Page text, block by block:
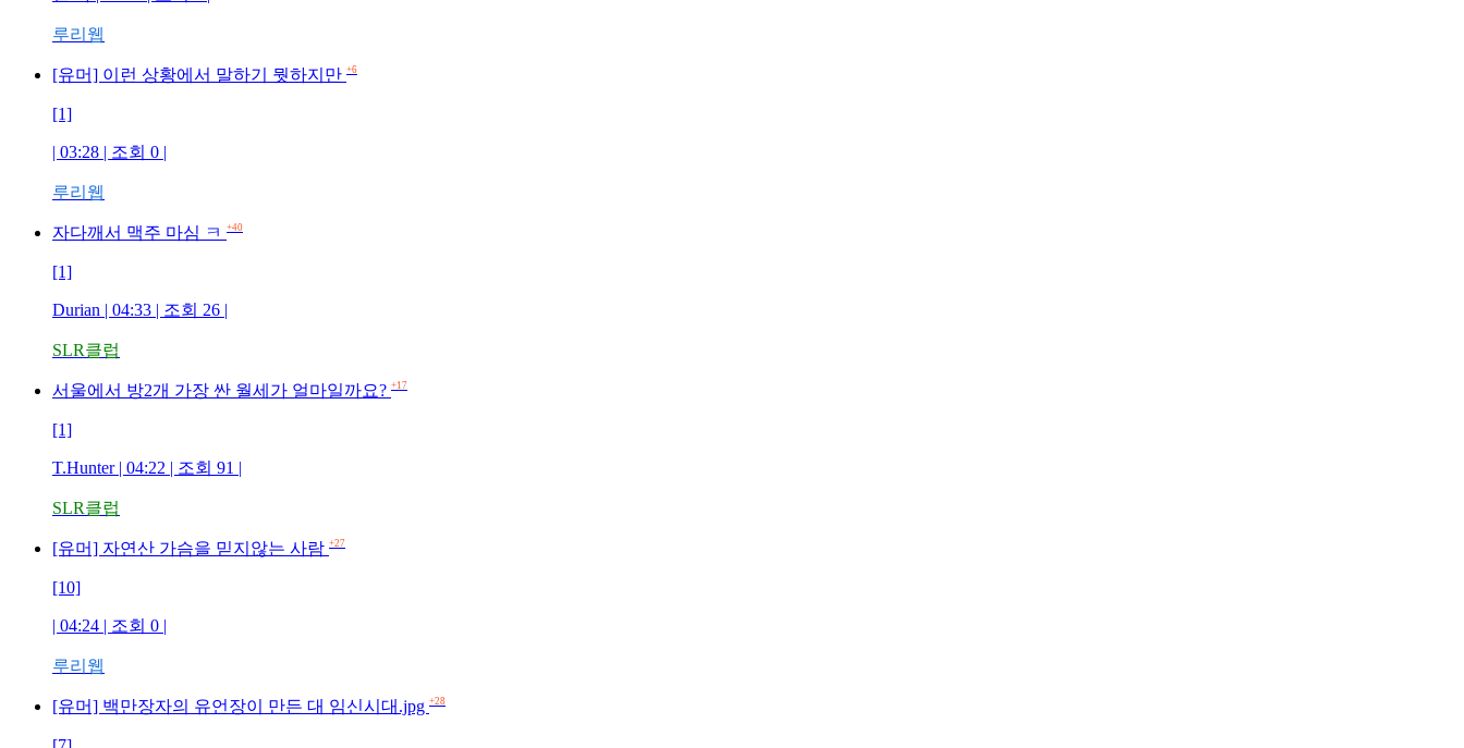
루리웹
[유머] 이런 상황에서 말하기 뭣하지만 +6
[1]
| 03:28 | 조회 0 |
루리웹
자다깨서 맥주 마심 ㅋ +40
[1]
Durian | 04:33 | 조회 26 |
SLR클럽
서울에서 방2개 가장 싼 월세가 얼마일까요? +17
[1]
T.Hunter | 04:22 | 조회 91 |
SLR클럽
[유머] 자연산 가슴을 믿지않는 사람 +27
[10]
| 04:24 | 조회 0 |
루리웹
[유머] 백만장자의 유언장이 만든 대 임신시대.jpg +28